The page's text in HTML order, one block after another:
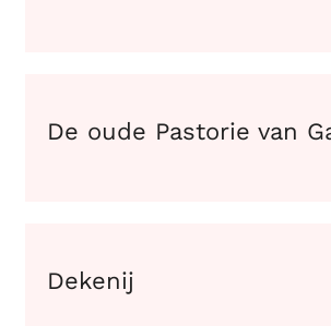
De oude Pastorie van
Dekenij